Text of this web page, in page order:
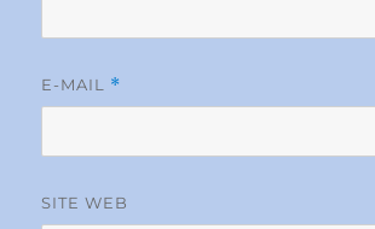
E-MAIL *
SITE WEB